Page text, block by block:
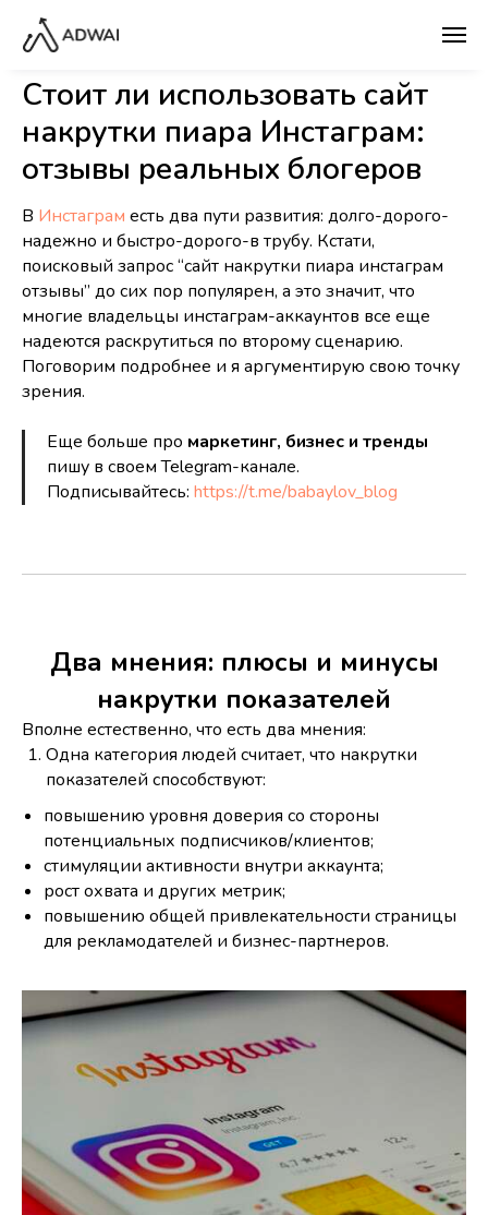
Стоит ли использовать сайт
накрутки пиара Инстаграм:
отзывы реальных блогеров
В Инcтаграм есть два пути развития: долго-дорого-
надежно и быстро-дорого-в трубу. Кстати,
поисковый запрос “сайт накрутки пиара инстаграм
отзывы” до сих пор популярен, а это значит, что
многие владельцы инстаграм-аккаунтов все еще
надеются раскрутиться по второму сценарию.
Поговорим подробнее и я аргументирую свою точку
зрения.
Еще больше про маркетинг, бизнес и тренды
пишу в своем Telegram-канале.
Подписывайтесь: https://t.me/babaylov_blog
Два мнения: плюсы и минусы
накрутки показателей
Вполне естественно, что есть два мнения:
Одна категория людей считает, что накрутки
показателей способствуют:
повышению уровня доверия со стороны
потенциальных подписчиков/клиентов;
стимуляции активности внутри аккаунта;
рост охвата и других метрик;
повышению общей привлекательности страницы
для рекламодателей и бизнес-партнеров.